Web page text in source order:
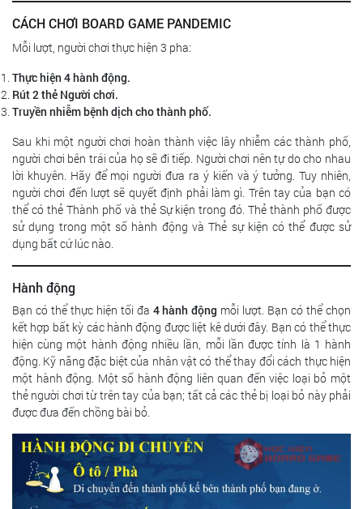
CÁCH CHƠI BOARD GAME PANDEMIC
Mỗi lượt, người chơi thực hiện 3 pha:
Thực hiện 4 hành động.
Rút 2 thẻ Người chơi.
Truyền nhiễm bệnh dịch cho thành phố.
Sau khi một người chơi hoàn thành việc lây nhiễm các thành phố,
người chơi bên trái của họ sẽ đi tiếp. Người chơi nên tự do cho nhau
lời khuyên. Hãy để mọi người đưa ra ý kiến và ý tưởng. Tuy nhiên,
người chơi đến lượt sẽ quyết định phải làm gì. Trên tay của bạn có
thể có thẻ Thành phố và thẻ Sự kiện trong đó. Thẻ thành phố được
sử dụng trong một số hành động và Thẻ sự kiện có thể được sử
dụng bất cứ lúc nào.
Hành động
Bạn có thể thực hiện tối đa 4 hành động mỗi lượt. Bạn có thể chọn
kết hợp bất kỳ các hành động được liệt kê dưới đây. Bạn có thể thực
hiện cùng một hành động nhiều lần, mỗi lần được tính là 1 hành
động. Kỹ năng đặc biệt của nhân vật có thể thay đổi cách thực hiện
một hành động. Một số hành động liên quan đến việc loại bỏ một
thẻ người chơi từ trên tay của bạn; tất cả các thẻ bị loại bỏ này phải
được đưa đến chồng bài bỏ.